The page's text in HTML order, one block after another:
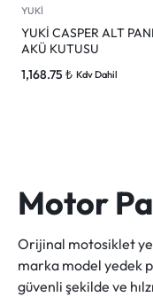
YUKİ
YUKİ CASPER ALT
AKÜ KUTUSU
1,168.75 ₺ Kdv Dahil
Motor
Orijinal motosiklet
marka model yedek
güvenli şekilde ve